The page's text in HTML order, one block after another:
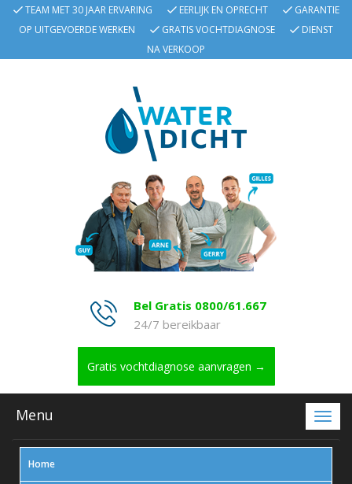
TEAM MET 30 JAAR ERVARING EERLIJK EN OPRECHT
GARANTIE
OP UITGEVOERDE WERKEN
GRATIS VOCHTDIAGNOSE
DIENST
NA VERKOOP
Bel Gratis 0800/61.667
24/7 bereikbaar
Gratis vochtdiagnose aanvragen →
Menu
Home